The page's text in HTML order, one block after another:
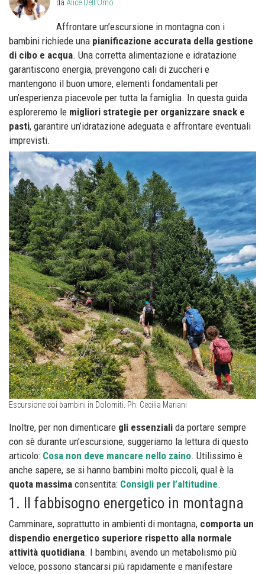
da Alice Dell'Omo
Affrontare un’escursione in montagna con i
bambini richiede una pianificazione accurata della gestione
di cibo e acqua. Una corretta alimentazione e idratazione
garantiscono energia, prevengono cali di zuccheri e
mantengono il buon umore, elementi fondamentali per
un’esperienza piacevole per tutta la famiglia. In questa guida
esploreremo le migliori strategie per organizzare snack e
pasti, garantire un’idratazione adeguata e affrontare eventuali
imprevisti.
Escursione coi bambini in Dolomiti. Ph. Cecilia Mariani
Inoltre, per non dimenticare gli essenziali da portare sempre
con sè durante un’escursione, suggeriamo la lettura di questo
articolo: Cosa non deve mancare nello zaino. Utilissimo è
anche sapere, se si hanno bambini molto piccoli, qual è la
quota massima consentita: Consigli per l’altitudine.
1. Il fabbisogno energetico in montagna
Camminare, soprattutto in ambienti di montagna, comporta un
dispendio energetico superiore rispetto alla normale
attività quotidiana. I bambini, avendo un metabolismo più
veloce, possono stancarsi più rapidamente e manifestare